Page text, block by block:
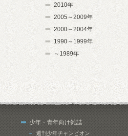
2010年
2005～2009年
2000～2004年
1990～1999年
～1989年
少年・青年向け雑誌
週刊少年チャンピオン